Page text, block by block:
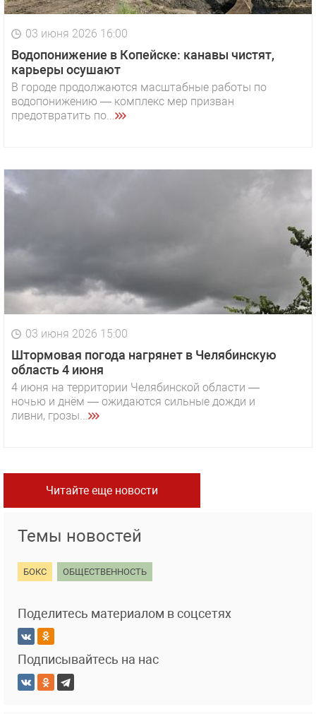
03 июня 2026 16:00
Водопонижение в Копейске: канавы чистят,
карьеры осушают
В городе продолжаются масштабные работы по
водопонижению — комплекс мер призван
предотвратить по...
03 июня 2026 15:00
Штормовая погода нагрянет в Челябинскую
область 4 июня
4 июня на территории Челябинской области —
ночью и днём — ожидаются сильные дожди и
ливни, грозы...
Читайте еще новости
Темы новостей
БОКС ОБЩЕСТВЕННОСТЬ
Поделитесь материалом в соцсетях
Подписывайтесь на нас